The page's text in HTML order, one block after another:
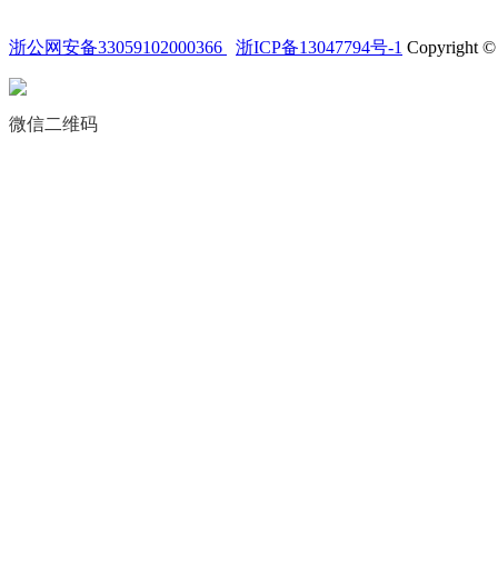
浙公网安备33059102000366 浙ICP备13047794号-1 Copyright
微信二维码